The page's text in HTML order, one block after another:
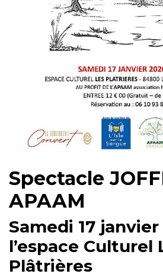
Spectacle
APAAM
Samedi 17
l’espace Culturel
Plâtrières